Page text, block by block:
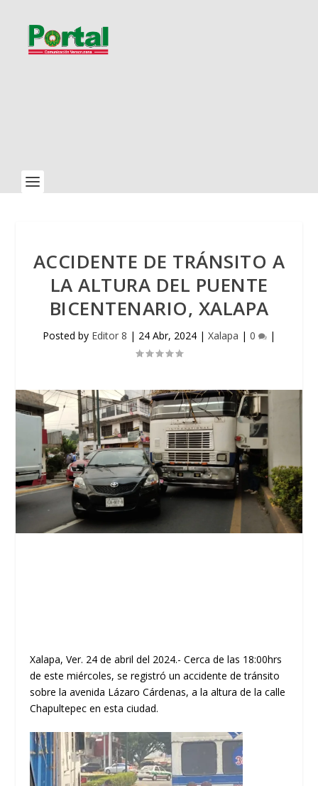
ACCIDENTE DE TRÁNSITO A
LA ALTURA DEL PUENTE
BICENTENARIO, XALAPA
Posted by Editor 8 | 24 Abr, 2024 | Xalapa | 0 |
Xalapa, Ver. 24 de abril del 2024.- Cerca de las 18:00hrs
de este miércoles, se registró un accidente de tránsito
sobre la avenida Lázaro Cárdenas, a la altura de la calle
Chapultepec en esta ciudad.